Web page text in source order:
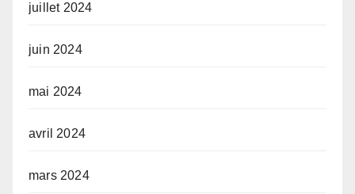
juillet 2024
juin 2024
mai 2024
avril 2024
mars 2024